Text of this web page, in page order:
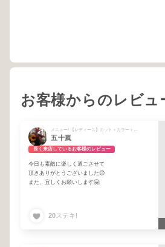
お客様からのレビュ
五十嵐
長く来店しているお客様のレビュー
今日も素敵に楽しく過ごさせて
頂きありがとうございました😊
また、宜しくお願いします🤗
20ステキ!